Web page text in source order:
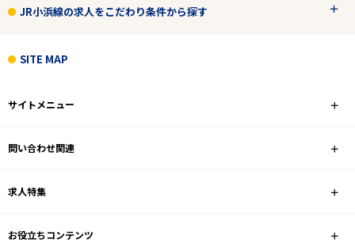
JR小浜線の求人をこだわり条件から探す
SITE MAP
サイトメニュー
問い合わせ関連
求人特集
お役立ちコンテンツ